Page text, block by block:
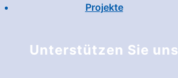
Projekte
Unterstützen Sie uns